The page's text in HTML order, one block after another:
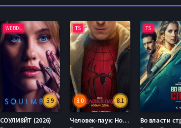
WEBDL
5.9
СОУЛМ8ЙТ (2026)
TS
8.1
8.0
Человек-паук: Новый день (2026)
TS